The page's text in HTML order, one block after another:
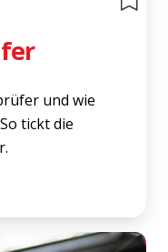
und wie
tickt die